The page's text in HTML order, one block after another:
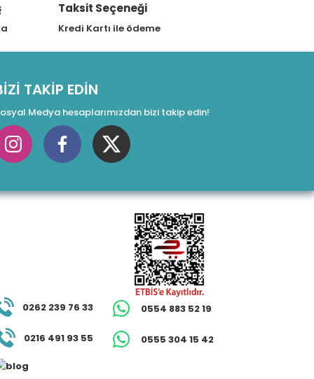
Taksit Seçeneği
Kredi Kartı ile ödeme
TAKİP EDİN
Medya hesaplarımızdan bizi takip edin!
0262 239 76 33 0554 883 52 19
0216 491 93 55 0555 304 15 42